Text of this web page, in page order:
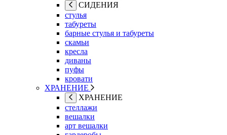
СИДЕНИЯ
стулья
табуреты
барные стулья и табуреты
скамьи
кресла
диваны
пуфы
кровати
ХРАНЕНИЕ
ХРАНЕНИЕ
стеллажи
вешалки
арт вешалки